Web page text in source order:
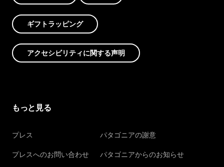
ギフトラッピング
アクセシビリティに関する声明
もっと見る
プレス
プレスへのお問い合わせ
パタゴニアの謝意
パタゴニアからのお知らせ